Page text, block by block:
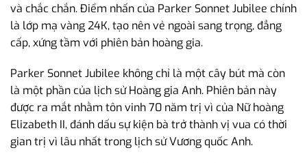
và chắc chắn. Điểm nhấn của Parker Sonnet Jubilee chính
là lớp mạ vàng 24K, tạo nên vẻ ngoài sang trọng, đẳng
cấp, xứng tầm với phiên bản hoàng gia.
Parker Sonnet Jubilee không chỉ là một cây bút mà còn
là một phần của lịch sử Hoàng gia Anh. Phiên bản này
được ra mắt nhằm tôn vinh 70 năm trị vì của Nữ hoàng
Elizabeth II, đánh dấu sự kiện bà trở thành vị vua có thời
gian trị vì lâu nhất trong lịch sử Vương quốc Anh.